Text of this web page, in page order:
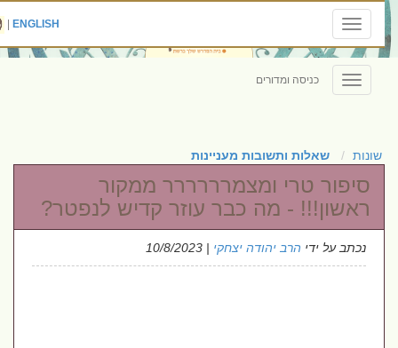
Toggle
navigation
ENGLISH
|
Toggle
navigation
כניסה ומדורים
שונות שאלות ותשובות מעניינות
סיפור טרי ומצמרררררר ממקור
ראשון!!! - מה כבר עוזר קדיש לנפטר?
נכתב על ידיהרב יהודה יצחקי| 10/8/2023